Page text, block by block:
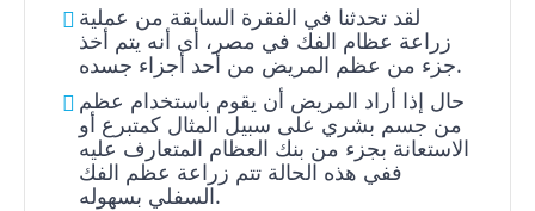
لقد تحدثنا في الفقرة السابقة من عملية
زراعة عظام الفك في مصر، أى أنه يتم أخذ
جزء من عظم المريض من أحد أجزاء جسده.
حال إذا أراد المريض أن يقوم باستخدام عظم
من جسم بشري على سبيل المثال كمتبرع أو
الاستعانة بجزء من بنك العظام المتعارف عليه
ففي هذه الحالة تتم زراعة عظم الفك
السفلي بسهوله.